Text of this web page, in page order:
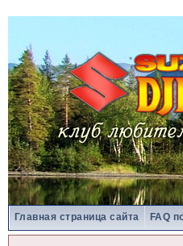
Главная страница сайта FAQ